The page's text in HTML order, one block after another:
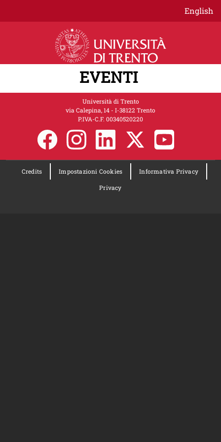
Salta al contenuto principale
English
EVENTI
Università di Trento
via Calepina, 14 - I-38122 Trento
P.IVA-C.F. 00​3​40520220
Credits Impostazioni Cookies Informativa Privacy
Privacy